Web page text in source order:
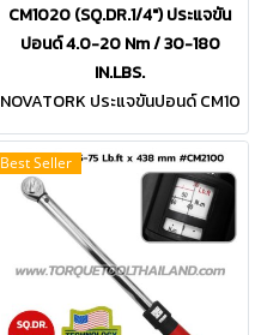
CM1020 (SQ.DR.1/4") ประแจขัน
ปอนด์ 4.0-20 Nm / 30-180
IN.LBS.
NOVATORK ประแจขันปอนด์ CM10
Best Seller